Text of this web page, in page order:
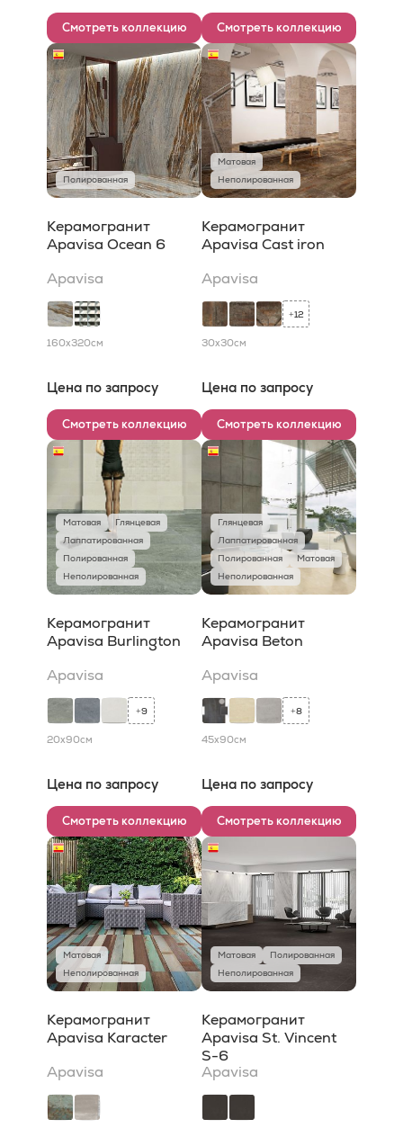
Смотреть коллекцию Смотреть коллекцию
Полированная
Керамогранит
Apavisa Ocean 6
Apavisa
160x320см
Цена по запросу
Смотреть коллекцию
Матовая
Неполированная
Керамогранит
Apavisa Cast iron
Apavisa
+12
30x30см
Цена по запросу
Смотреть коллекцию
Матовая
Глянцевая
Лаппатированная
Полированная
Неполированная
Керамогранит
Apavisa Burlington
Apavisa
+9
20x90см
Цена по запросу
Смотреть коллекцию
Глянцевая
Лаппатированная
Полированная
Матовая
Неполированная
Керамогранит
Apavisa Beton
Apavisa
+8
45x90см
Цена по запросу
Смотреть коллекцию
Матовая
Неполированная
Керамогранит
Apavisa Karacter
Apavisa
Матовая
Полированная
Неполированная
Керамогранит
Apavisa St. Vincent
S-6
Apavisa